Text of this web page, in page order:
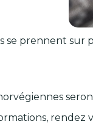
se prennent sur
rendez